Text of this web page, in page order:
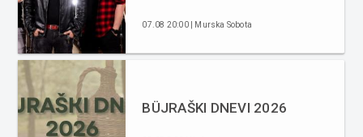
07.08 20:00 | Murska Sobota
BÜJRAŠKI DNEVI 2026